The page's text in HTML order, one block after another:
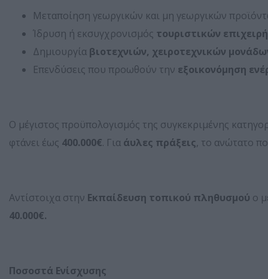
Μεταποίηση γεωργικών και μη γεωργικών
Ίδρυση ή εκσυγχρονισμός τουριστικών
Δημιουργία βιοτεχνιών, χειροτεχνικών
Επενδύσεις που προωθούν την εξοικονόμηση
Ο μέγιστος προϋπολογισμός της συγκεκριμένης
φτάνει έως 400.000€. Για άυλες πράξεις, το ανώτατο
Αντίστοιχα στην Εκπαίδευση τοπικού πληθυσμού ο
40.000€.
Ποσοστά Ενίσχυσης